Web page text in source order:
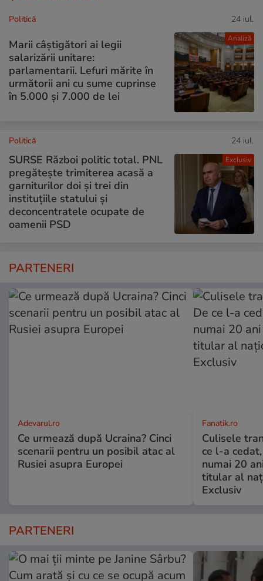
Analiză
Politică 24 iul.
Marii câștigători ai legii
salarizării unitare:
parlamentarii. Lefuri mărite în
următorii ani cu sume cuprinse
în 5.000 și 7.000 de lei
Exclusiv
Politică 24 iul.
SURSE Război politic total. PNL
pregătește trimiterea acasă a
garniturilor doi și trei din
instituțiile statului și
deconcentratele ocupate de
oamenii PSD
PARTENERI
Adevarul.ro
Ce urmează după Ucraina? Cinci
scenarii pentru un posibil atac al
Rusiei asupra Europei
Fanatik.ro
Culisele
ce l-a
numai 20
titular al
Exclusiv
PARTENERI